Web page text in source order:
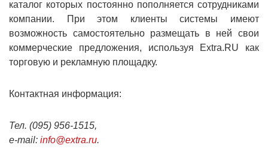
каталог которых постоянно пополняется сотрудниками
компании. При этом клиенты системы имеют
возможность самостоятельно размещать в ней свои
коммерческие предложения, используя Extra.RU как
торговую и рекламную площадку.
Контактная информация:
Тел. (095) 956-1515,
e-mail: info@extra.ru.